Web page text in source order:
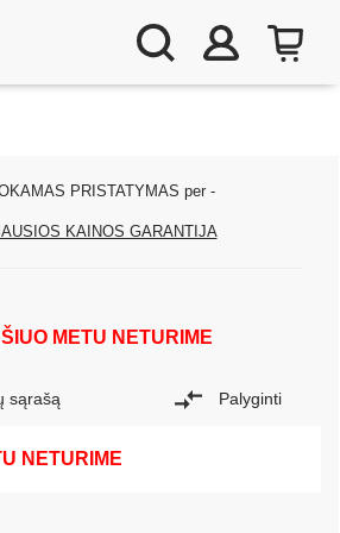
PRISTATYMAS per -
KAINOS GARANTIJA
ŠIUO METU NETURIME
sąrašą Palyginti
NETURIME